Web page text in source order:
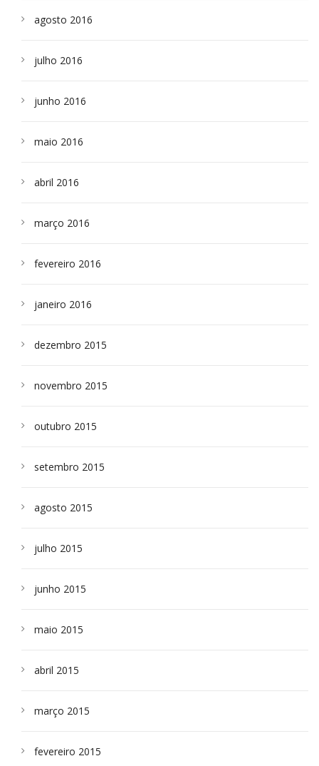
agosto 2016
julho 2016
junho 2016
maio 2016
abril 2016
março 2016
fevereiro 2016
janeiro 2016
dezembro 2015
novembro 2015
outubro 2015
setembro 2015
agosto 2015
julho 2015
junho 2015
maio 2015
abril 2015
março 2015
fevereiro 2015